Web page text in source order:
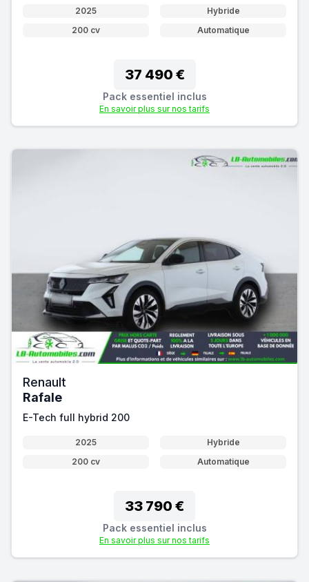
2025
Hybride
200 cv
Automatique
37 490 €
Pack essentiel inclus
En savoir plus sur nos tarifs
Renault
Rafale
E-Tech full hybrid 200
2025
Hybride
200 cv
Automatique
33 790 €
Pack essentiel inclus
En savoir plus sur nos tarifs